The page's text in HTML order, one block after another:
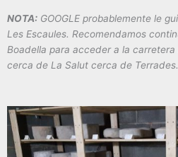
NOTA: GOOGLE probablemente le
Les Escaules. Recomendamos
Boadella para acceder a la
cerca de La Salut cerca de Terrades.